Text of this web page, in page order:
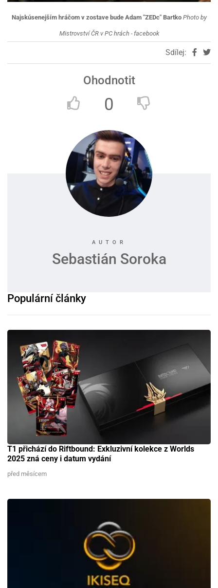
Najskúsenejším hráčom v zostave bude Adam "ZEDc" Bartko Photo by
Mistrovství ČR v PC hrách - facebook
Sdílej:
Ohodnotit
0
Sebastián Soroka
Populární články
T1 přichází do Riftbound: Exkluzivní kolekce z Worlds
2025 zná ceny i datum vydání
před měsícem